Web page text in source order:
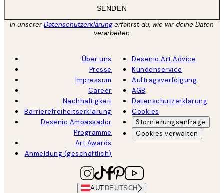
SENDEN
In unsererDatenschutzerklärungerfährst du, wie wir deine Daten
verarbeiten
Über uns
Presse
Impressum
Career
Nachhaltigkeit
Barrierefreiheitserklärung
Desenio Ambassador
Programme
Art Awards
Anmeldung (geschäftlich)
Desenio Art Advice
Kundenservice
Auftragsverfolgung
AGB
Datenschutzerklärung
Cookies
Stornierungsanfrage
Cookies verwalten
AUT DEUTSCH